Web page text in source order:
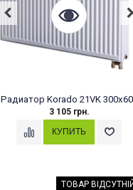
Радиатор Korado 21VK
3 105 грн.
ТОВАР